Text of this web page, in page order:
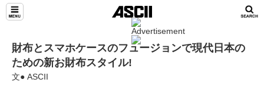
財布とスマホケースのフュージョンで現代日本の
ための新お財布スタイル!
文● ASCII